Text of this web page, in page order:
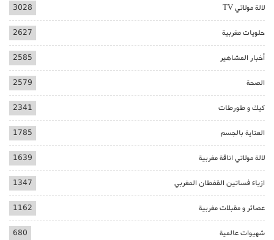
لالة مولاتي TV 3028
حلويات مغربية 2627
أخبار المشاهير 2585
الصحة 2579
كيك و طورطات 2341
العناية بالجسم 1785
لالة مولاتي اناقة مغربية 1639
ازياء فساتين القفطان المغربي 1347
عصائر و مقبلات مغربية 1162
شهيوات عالمية 680